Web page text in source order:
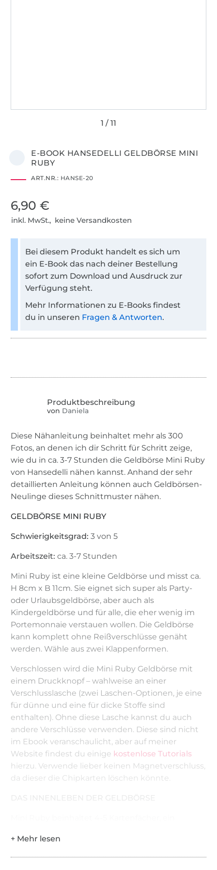
E-BOOK HANSEDELLI GELDBÖRSE MINI
RUBY
ART.NR.: HANSE-20
6,90 €
inkl. MwSt., keine Versandkosten
Bei diesem Produkt handelt es sich um
ein E-Book das nach deiner Bestellung
sofort zum Download und Ausdruck zur
Verfügung steht.
Mehr Informationen zu E-Books findest
du in unseren Fragen & Antworten.
von Daniela
Diese Nähanleitung beinhaltet mehr als 300
Fotos, an denen ich dir Schritt für Schritt zeige,
wie du in ca. 3-7 Stunden die Geldbörse Mini Ruby
von Hansedelli nähen kannst. Anhand der sehr
detaillierten Anleitung können auch Geldbörsen-
Neulinge dieses Schnittmuster nähen.
GELDBÖRSE MINI RUBY
Schwierigkeitsgrad: 3 von 5
Arbeitszeit: ca. 3-7 Stunden
Mini Ruby ist eine kleine Geldbörse und misst ca.
H 8cm x B 11cm. Sie eignet sich super als Party-
oder Urlaubsgeldbörse, aber auch als
Kindergeldbörse und für alle, die eher wenig im
Portemonnaie verstauen wollen. Die Geldbörse
kann komplett ohne Reißverschlüsse genäht
werden. Wähle aus zwei Klappenformen.
Verschlossen wird die Mini Ruby Geldbörse mit
einem Druckknopf – wahlweise an einer
Verschlusslasche (zwei Laschen-Optionen, je eine
für dünne und eine für dicke Stoffe sind
enthalten). Ohne diese Lasche kannst du auch
andere Verschlüsse verwenden. Diese sind nicht
im Ebook veranschaulicht, aber auf meiner
Website findest du einige kostenlose Tutorials
hierzu. Verwende lieber keinen Magnetverschluss,
da dieser die Chipkarten löschen könnte.
Geldscheine hineinpassen und ein Münzfach für